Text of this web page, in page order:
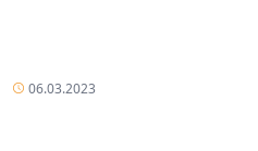
06.03.2023